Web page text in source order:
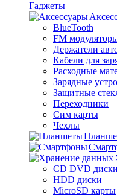
Гаджеты
BlueTooth
FM
Держатели
Кабели для
Расходные
Зарядные
Защитные
Переходники
Сим карты
Чехлы
CD DVD диски
HDD диски
MicroSD карты